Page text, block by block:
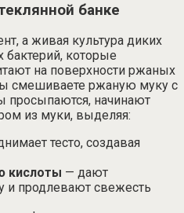
банке
а живая культура диких
которые
на поверхности ржаных
смешиваете ржаную муку с
просыпаются, начинают
из муки, выделяя:
тесто, создавая
кислоты — дают
и продлевают свежесть